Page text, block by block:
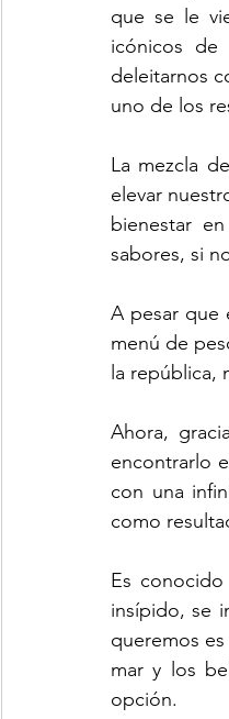
que se le
icónicos de
deleitarnos
uno de los
La mezcla
elevar
bienestar
sabores, si
A pesar que
menú de
la
Ahora,
encontrarlo
con una
como
Es
insípido, se
queremos
mar y los
opción.